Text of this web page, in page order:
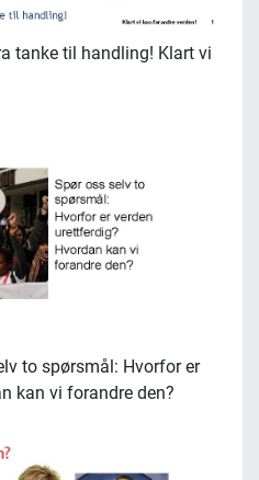
tanke til handling! Klart vi
to spørsmål: Hvorfor er
kan vi forandre den?